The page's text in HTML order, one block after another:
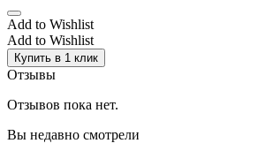
Add to Wishlist
Add to Wishlist
Купить в 1 клик
Отзывы
Отзывов пока нет.
Вы недавно смотрели